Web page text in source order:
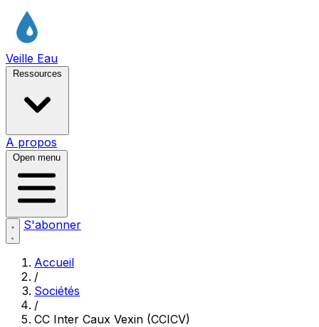
Veille Eau
Ressources
A propos
Open menu
S'abonner
Accueil
/
Sociétés
/
CC Inter Caux Vexin (CCICV)